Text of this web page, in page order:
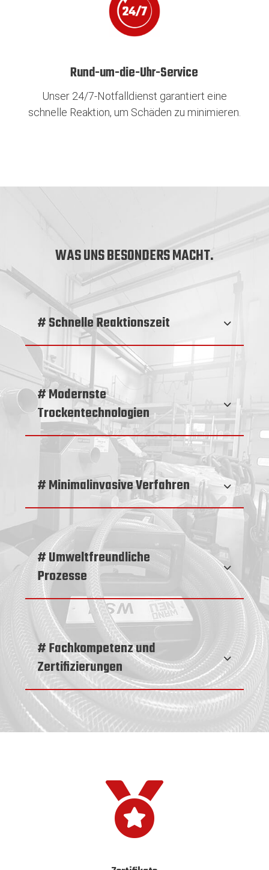
Rund-um-die-Uhr-Service
Unser 24/7-Notfalldienst garantiert eine
schnelle Reaktion, um Schäden zu minimieren.
WAS UNS BESONDERS MACHT.
# Schnelle Reaktionszeit
# Modernste
Trockentechnologien
# Minimalinvasive Verfahren
# Umweltfreundliche
Prozesse
# Fachkompetenz und
Zertifizierungen
